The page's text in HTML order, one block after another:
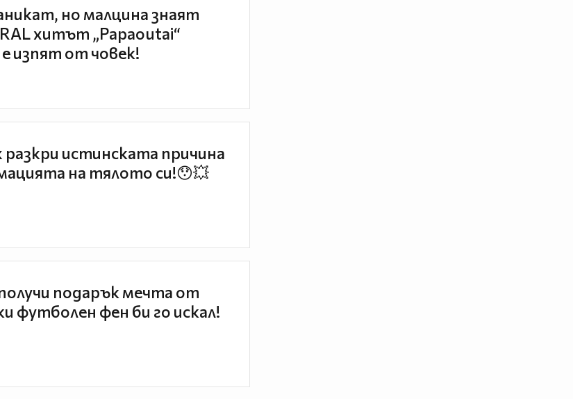
но малцина знаят
хитът „Papaoutai“
изпят от човек!
истинската причина
на тялото си!😯💥
подарък мечта от
футболен фен би го искал!